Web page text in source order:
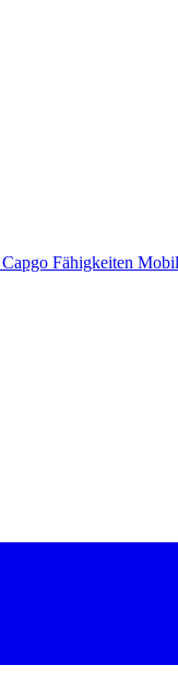
Capgo Fähigkeiten